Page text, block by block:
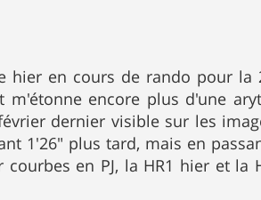
hier en cours de rando pour la
encore plus d'une
dernier visible sur les
1'26" plus tard, mais en
courbes en PJ, la HR1 hier et la